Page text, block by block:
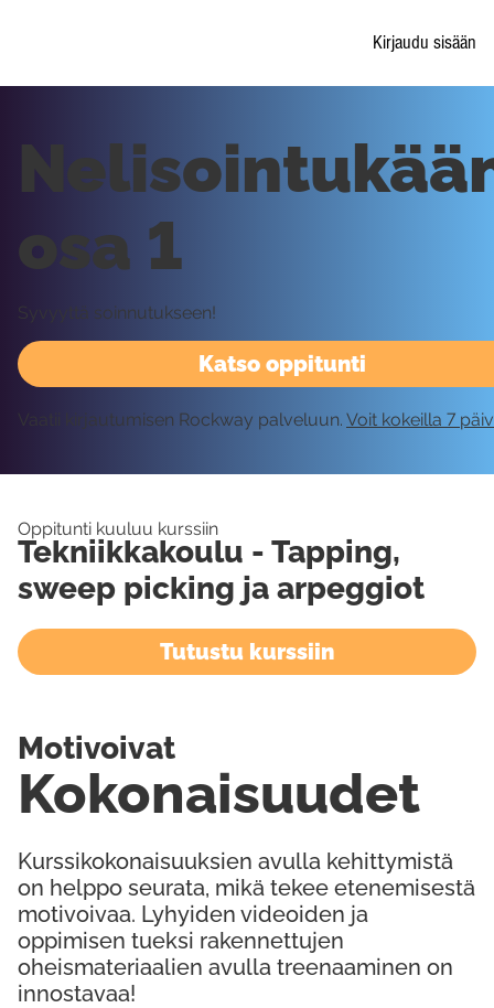
Kirjaudu sisään
Katso oppitunti
osa 1
Syvyyttä soinnutukseen!
Vaatii kirjautumisen Rockway palveluun. Voit kokeilla 7
Oppitunti kuuluu kurssiin
Tekniikkakoulu - Tapping,
sweep picking ja arpeggiot
Tutustu kurssiin
Kurssikokonaisuuksien avulla kehittymistä
on helppo seurata, mikä tekee etenemisestä
motivoivaa. Lyhyiden videoiden ja
oppimisen tueksi rakennettujen
oheismateriaalien avulla treenaaminen on
innostavaa!
Kokonaisuudet
Motivoivat